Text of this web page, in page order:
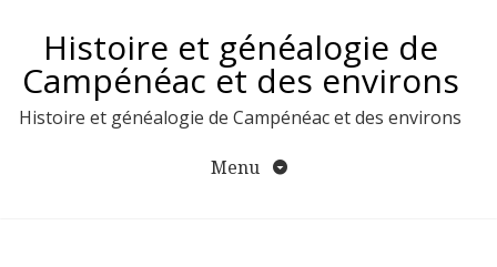
contenuHistoire et généalogie de
Campénéac et des environs
Histoire et généalogie de Campénéac et des environs
Menu